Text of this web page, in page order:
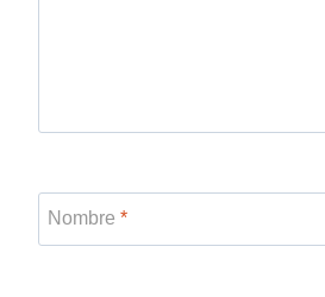
Nombre *